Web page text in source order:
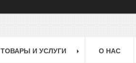
ТОВАРЫ И УСЛУГИ О НАС